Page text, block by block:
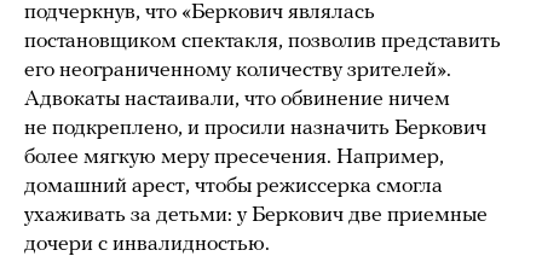
подчеркнув, что «Беркович являлась
постановщиком спектакля, позволив представить
его неограниченному количеству зрителей».
Адвокаты настаивали, что обвинение ничем
не подкреплено, и просили назначить Беркович
более мягкую меру пресечения. Например,
домашний арест, чтобы режиссерка смогла
ухаживать за детьми: у Беркович две приемные
дочери с инвалидностью.